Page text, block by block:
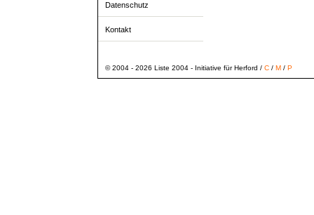
Datenschutz
Kontakt
© 2004 - 2026 Liste 2004 - Initiative für Herford / C/ M/ P